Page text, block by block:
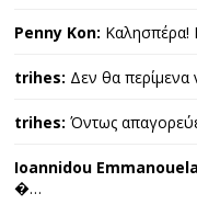
Penny Kon:
trihes: Δεν θα
trihes: Όντως
Ioannidou
�…